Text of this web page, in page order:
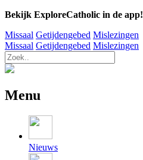
Bekijk ExploreCatholic in de app!
Missaal Getijdengebed Mislezingen
Missaal Getijdengebed Mislezingen
Menu
Nieuws